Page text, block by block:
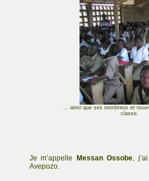
... ainsi que ses nombreux et
classe.
Je m’appelle Messan Ossobe,
Avepozo.